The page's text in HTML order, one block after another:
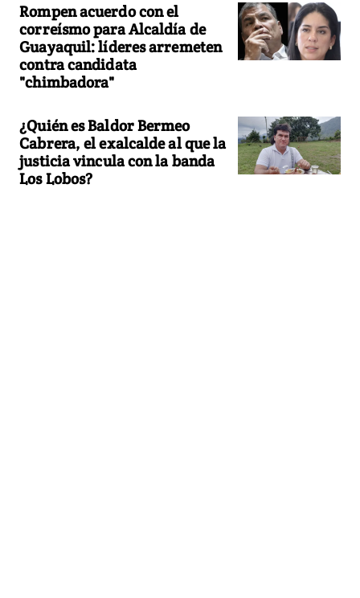
Rompen acuerdo con el
correísmo para Alcaldía de
Guayaquil: líderes arremeten
contra candidata
"chimbadora"
¿Quién es Baldor Bermeo
Cabrera, el exalcalde al que la
justicia vincula con la banda
Los Lobos?